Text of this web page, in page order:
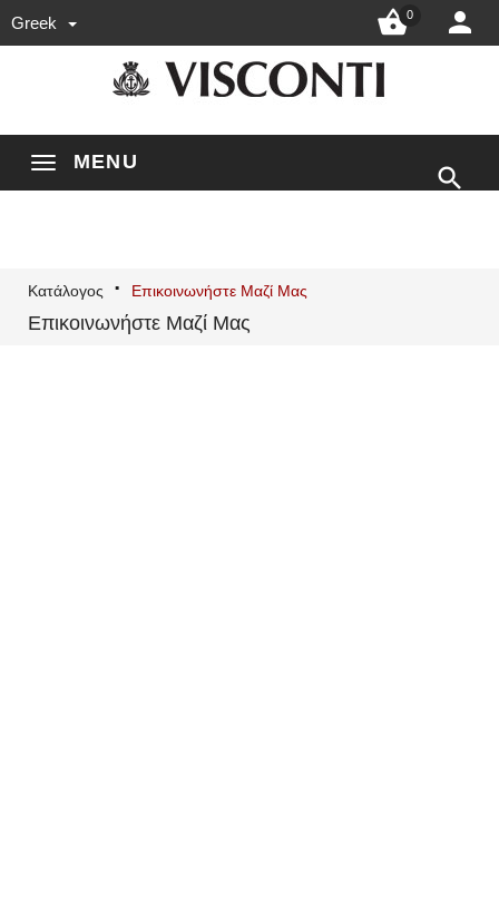
Greek 0 
MENU

Κατάλογος Επικοινωνήστε Μαζί Μας
Επικοινωνήστε Μαζί Μας